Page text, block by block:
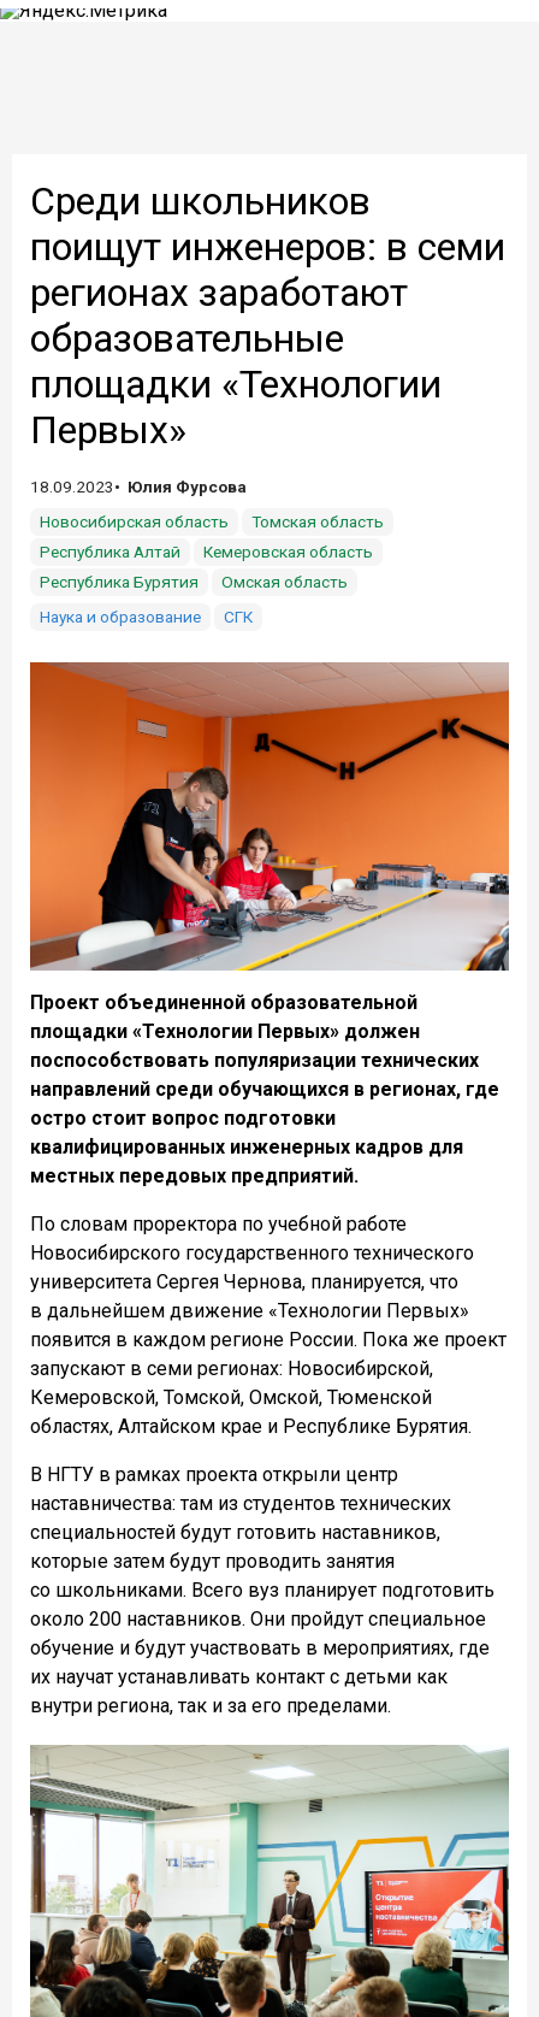
Среди школьников
поищут инженеров: в семи
регионах заработают
образовательные
площадки «Технологии
Первых»
18.09.2023
Юлия Фурсова
Новосибирская область
Томская область
Республика Алтай
Кемеровская область
Республика Бурятия
Омская область
Наука и образование
СГК
Проект объединенной образовательной
площадки «Технологии Первых» должен
поспособствовать популяризации технических
направлений среди обучающихся в регионах, где
остро стоит вопрос подготовки
квалифицированных инженерных кадров для
местных передовых предприятий.
По словам проректора по учебной работе
Новосибирского государственного технического
университета Сергея Чернова, планируется, что
в дальнейшем движение «Технологии Первых»
появится в каждом регионе России. Пока же проект
запускают в семи регионах: Новосибирской,
Кемеровской, Томской, Омской, Тюменской
областях, Алтайском крае и Республике Бурятия.
В НГТУ в рамках проекта открыли центр
наставничества: там из студентов технических
специальностей будут готовить наставников,
которые затем будут проводить занятия
со школьниками. Всего вуз планирует подготовить
около 200 наставников. Они пройдут специальное
обучение и будут участвовать в мероприятиях, где
их научат устанавливать контакт с детьми как
внутри региона, так и за его пределами.